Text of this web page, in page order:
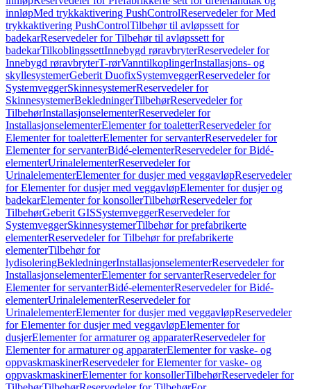
innløpMed trykkaktivering PushControlReservedeler for Med
trykkaktivering PushControlTilbehør til avløpssett for
badekarReservedeler for Tilbehør til avløpssett for
badekarTilkoblingssettInnebygd røravbryterReservedeler for
Innebygd røravbryterT-rørVanntilkoplingerInstallasjons- og
skyllesystemerGeberit DuofixSystemveggerReservedeler for
SystemveggerSkinnesystemerReservedeler for
SkinnesystemerBekledningerTilbehørReservedeler for
TilbehørInstallasjonselementerReservedeler for
InstallasjonselementerElementer for toaletterReservedeler for
Elementer for toaletterElementer for servanterReservedeler for
Elementer for servanterBidé-elementerReservedeler for Bidé-
elementerUrinalelementerReservedeler for
UrinalelementerElementer for dusjer med veggavløpReservedeler
for Elementer for dusjer med veggavløpElementer for dusjer og
badekarElementer for konsollerTilbehørReservedeler for
TilbehørGeberit GISSystemveggerReservedeler for
SystemveggerSkinnesystemerTilbehør for prefabrikerte
elementerReservedeler for Tilbehør for prefabrikerte
elementerTilbehør for
lydisoleringBekledningerInstallasjonselementerReservedeler for
InstallasjonselementerElementer for servanterReservedeler for
Elementer for servanterBidé-elementerReservedeler for Bidé-
elementerUrinalelementerReservedeler for
UrinalelementerElementer for dusjer med veggavløpReservedeler
for Elementer for dusjer med veggavløpElementer for
dusjerElementer for armaturer og apparaterReservedeler for
Elementer for armaturer og apparaterElementer for vaske- og
oppvaskmaskinerReservedeler for Elementer for vaske- og
oppvaskmaskinerElementer for konsollerTilbehørReservedeler for